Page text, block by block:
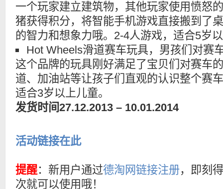
一个玩家建立建筑物，其他玩家使用愤怒
猪获得积分，将智能手机游戏直接搬到了
的智力和想象力哦。2-4人游戏，适合5岁
Hot Wheels滑道赛车玩具，男孩们对赛
这个品牌的玩具刚好满足了宝贝们对赛车
道、加油站等让孩子们直观的认识整个赛
适合3岁以上儿童。
发货时间27.12.2013 – 10.01.2014
活动链接在此
提醒：新用户通过德淘网链接注册，即刻
次就可以使用哦！